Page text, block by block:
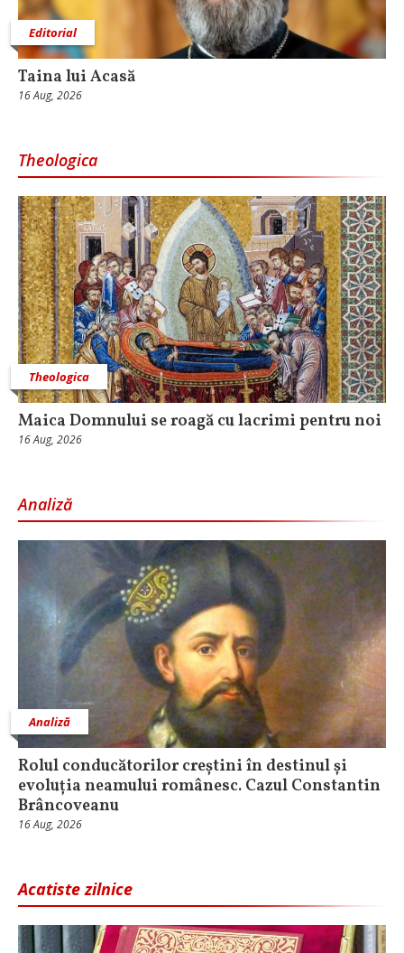
Editorial
Taina lui Acasă
16 Aug, 2026
Theologica
Theologica
Maica Domnului se roagă cu lacrimi pentru noi
16 Aug, 2026
Analiză
Analiză
Rolul conducătorilor creștini în destinul și
evoluția neamului românesc. Cazul Constantin
Brâncoveanu
16 Aug, 2026
Acatiste zilnice